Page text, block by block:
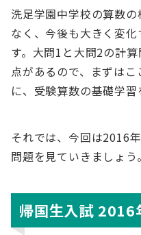
洗足学園中学校の算数
なく、今後も大きく変
す。大問1と大問2の計
点があるので、まずは
に、受験算数の基礎学習
それでは、今回は2016
問題を見ていきましょう。
帰国生入試 2016